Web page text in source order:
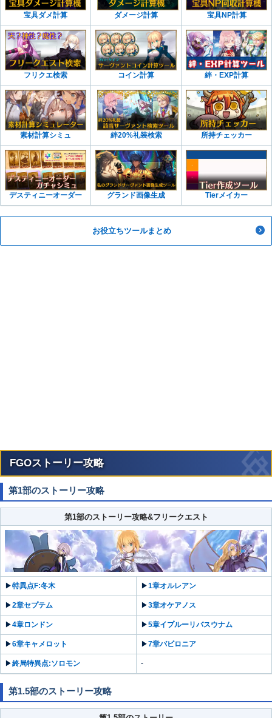
宝具ダメ計算 ダメージ計算 宝具NP計算
フリクエ検索 コイン計算 絆・EXP計算
素材計算シミュ 絆20%礼装検索 所持チェッカー
デスティニーオーダー グランド画像生成 Tierメイカー
お役立ちツールまとめ
FGOストーリー攻略
第1部のストーリー攻略
第1部のストーリー攻略&フリークエスト
▶︎特異点F:冬木 ▶︎1章オルレアン
▶︎2章セプテム ▶︎3章オケアノス
▶︎4章ロンドン ▶︎5章イプルーリバスウナム
▶︎6章キャメロット ▶︎7章バビロニア
▶︎終局特異点:ソロモン -
第1.5部のストーリー攻略